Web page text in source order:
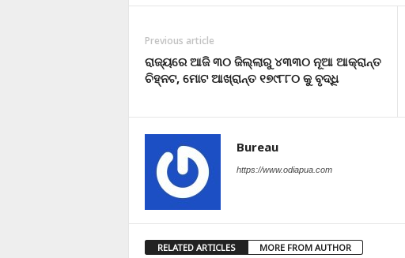
Previous article
ରାଜ୍ୟରେ ଆଜି ୩୦ ଜିଲ୍ଲାରୁ ୪୩୩୦ ନୂଆ ଆକ୍ରାନ୍ତ
ଚିହ୍ନଟ, ମୋଟ ଆଖ୍ରାନ୍ତ ୧୭୯୮୮୦ କୁ ବୃଦ୍ଧି
Bureau
https://www.odiapua.com
RELATED ARTICLES MORE FROM AUTHOR